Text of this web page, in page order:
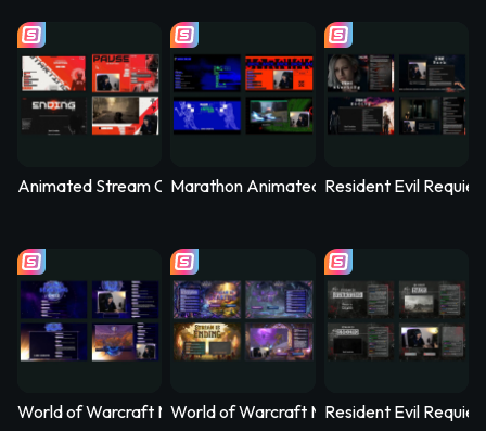
Animated Stream Overlay - SYS_CORE
Marathon Animated Stream Overlay -
Resident Evil
World of Warcraft Midnight Animated Stream Overlay –
World of Warcraft Midnight Animated
Resident Evil